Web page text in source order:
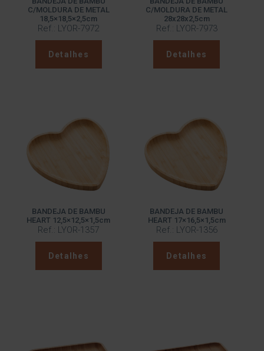
C/MOLDURA DE METAL
18,5×18,5×2,5cm
Ref.: LYOR-7972
Detalhes
C/MOLDURA DE METAL
28x28x2,5cm
Ref.: LYOR-7973
Detalhes
BANDEJA DE BAMBU
HEART 12,5×12,5×1,5cm
Ref.: LYOR-1357
Detalhes
BANDEJA DE BAMBU
HEART 17×16,5×1,5cm
Ref.: LYOR-1356
Detalhes